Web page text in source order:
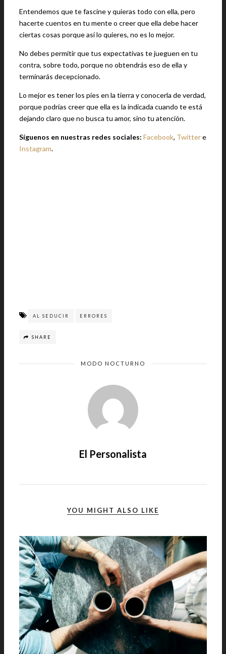
Entendemos que te fascine y quieras todo con ella, pero
hacerte cuentos en tu mente o creer que ella debe hacer
ciertas cosas porque así lo quieres, no es lo mejor.
No debes permitir que tus expectativas te jueguen en tu
contra, sobre todo, porque no obtendrás eso de ella y
terminarás decepcionado.
Lo mejor es tener los pies en la tierra y conocerla de verdad,
porque podrías creer que ella es la indicada cuando te está
dejando claro que no busca tu amor, sino tu atención.
Síguenos en nuestras redes sociales: Facebook, Twittere
Instagram.
AL SEDUCIR ERRORES
SHARE
MODO NOCTURNO
El Personalista
YOU MIGHT ALSO LIKE